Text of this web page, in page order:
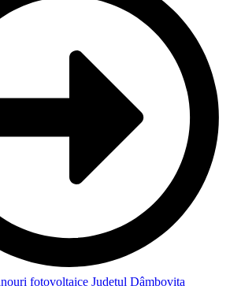
fotovoltaice Județul Dâmbovița